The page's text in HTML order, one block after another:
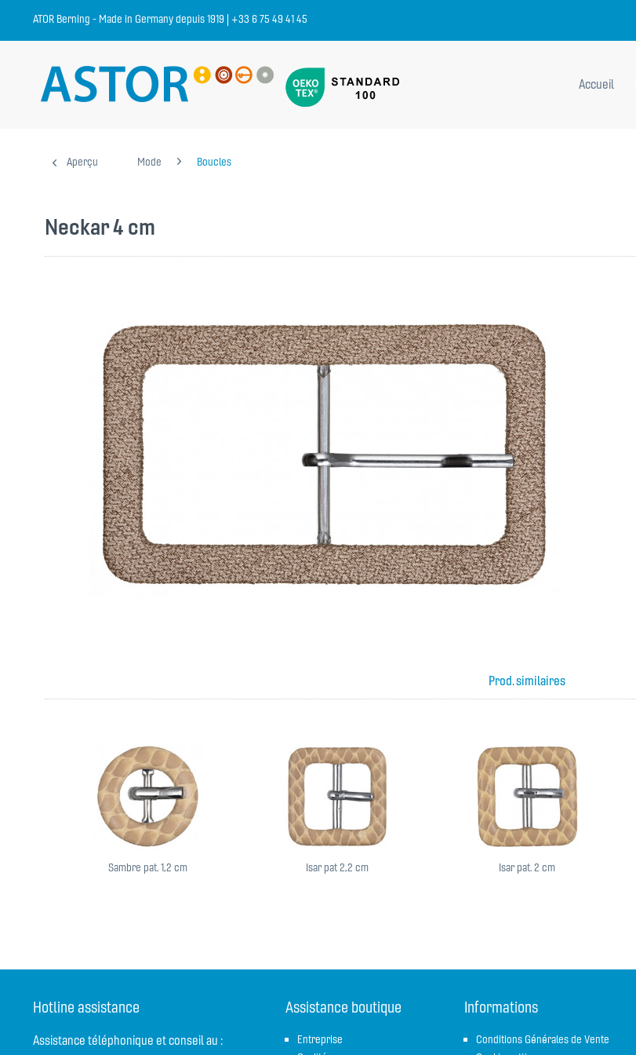
ATOR Berning - Made in Germany depuis 1919 | +33 6 75 49 41 45
Accueil
Aperçu Mode Boucles
Neckar 4 cm
Prod. similaires
Sambre pat. 1,2 cm Isar pat 2,2 cm Isar pat. 2 cm
Hotline assistance
Assistance téléphonique et conseil au :
Assistance boutique
Entreprise
Informations
Conditions Générales de Vente